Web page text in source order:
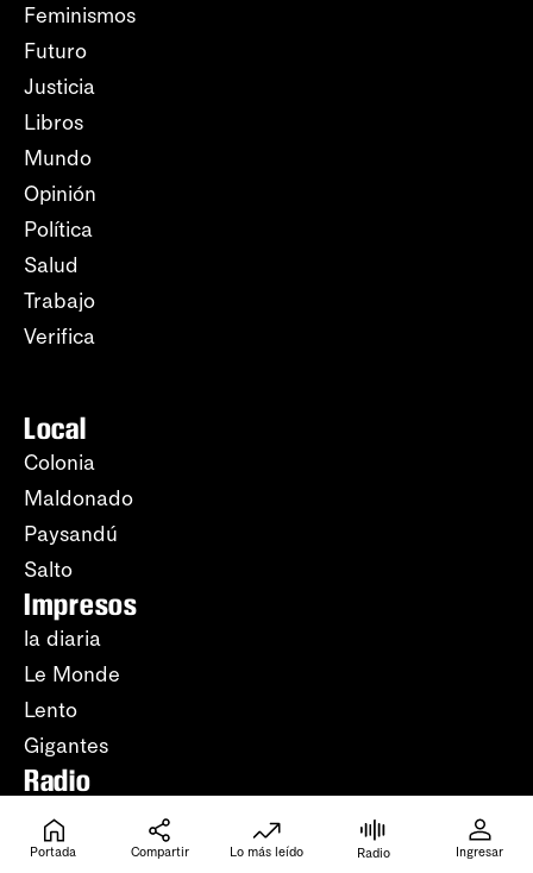
Feminismos
Futuro
Justicia
Libros
Mundo
Opinión
Política
Salud
Trabajo
Verifica
Local
Colonia
Maldonado
Paysandú
Salto
Impresos
la diaria
Le Monde
Lento
Gigantes
Radio
Periodismo
Música
Portada Compartir Lo más leído Radio Ingresar